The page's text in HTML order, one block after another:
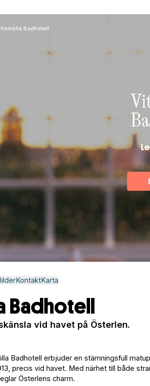
Badhotell
KontaktKarta
vid havet på Österlen.
Badhotell erbjuder en stämningsfull
precis vid havet. Med närhet till både
Österlens charm.